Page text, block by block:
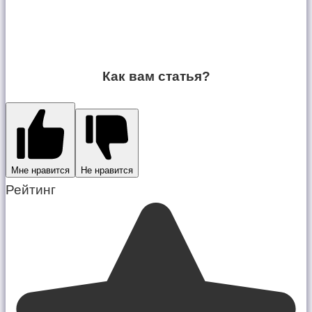
Как вам статья?
Мне нравится Не нравится
Рейтинг